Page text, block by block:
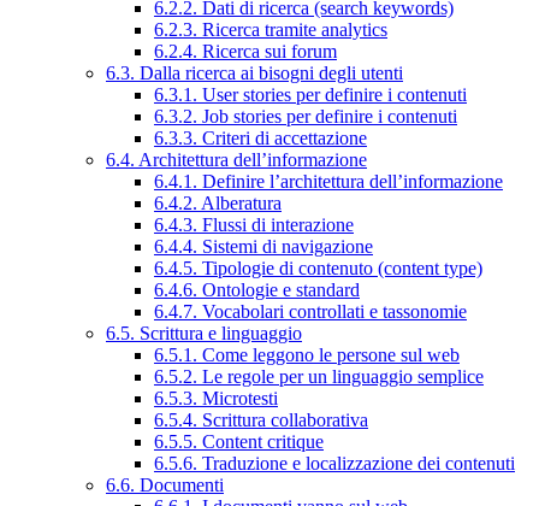
6.2.2. Dati di ricerca (search keywords)
6.2.3. Ricerca tramite analytics
6.2.4. Ricerca sui forum
6.3. Dalla ricerca ai bisogni degli utenti
6.3.1. User stories per definire i contenuti
6.3.2. Job stories per definire i contenuti
6.3.3. Criteri di accettazione
6.4. Architettura dell’informazione
6.4.1. Definire l’architettura dell’informazione
6.4.2. Alberatura
6.4.3. Flussi di interazione
6.4.4. Sistemi di navigazione
6.4.5. Tipologie di contenuto (content type)
6.4.6. Ontologie e standard
6.4.7. Vocabolari controllati e tassonomie
6.5. Scrittura e linguaggio
6.5.1. Come leggono le persone sul web
6.5.2. Le regole per un linguaggio semplice
6.5.3. Microtesti
6.5.4. Scrittura collaborativa
6.5.5. Content critique
6.5.6. Traduzione e localizzazione dei contenuti
6.6. Documenti